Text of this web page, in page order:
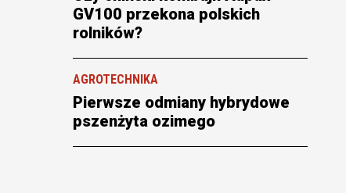
GV100 przekona polskich
rolników?
AGROTECHNIKA
Pierwsze odmiany hybrydowe
pszenżyta ozimego